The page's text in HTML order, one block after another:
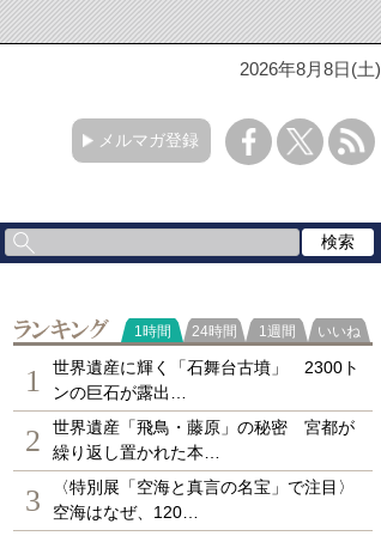
2026年8月8日(土)
メルマガ登録
ランキング
1時間 24時間 1週間 いいね
1
世界遺産に輝く「石舞台古墳」 2300ト
ンの巨石が露出…
2
世界遺産「飛鳥・藤原」の秘密 宮都が
繰り返し置かれた本…
3
〈特別展「空海と真言の名宝」で注目〉
空海はなぜ、120…